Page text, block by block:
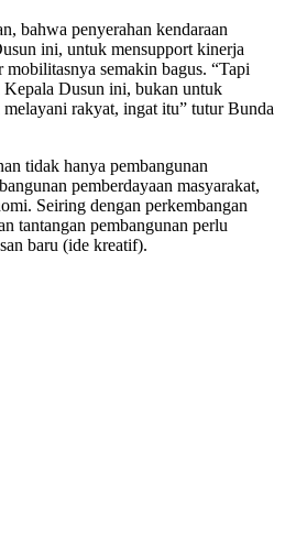
bahwa penyerahan kendaraan
ini, untuk mensupport kinerja
semakin bagus. “Tapi
Dusun ini, bukan untuk
rakyat, ingat itu” tutur Bunda
tidak hanya pembangunan
pemberdayaan masyarakat,
Seiring dengan perkembangan
tantangan pembangunan perlu
baru (ide kreatif).